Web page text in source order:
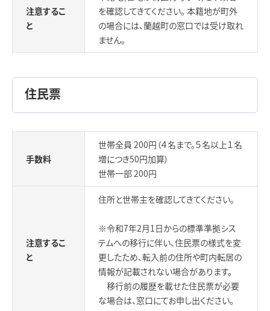
注意するこ
と
を確認してきてください。 本籍地が町外
の場合には、蘭越町の窓口では受け取れ
ません。
住民票
手数料
世帯全員 200円（４名まで。５名以上１名
増につき50円加算）
世帯一部 200円
注意するこ
と
住所と世帯主を確認してきてください。
※令和7年2月1日からの標準準拠シス
テムへの移行に伴い、住民票の様式を変
更したため、転入前の住所や町内転居の
情報が記載されない場合があります。
移行前の履歴を載せた住民票が必要
な場合は、窓口にてお申し出ください。